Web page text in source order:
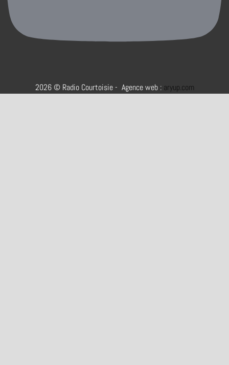
2026 © Radio Courtoisie - Agence web : aryup.com